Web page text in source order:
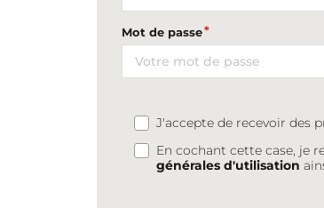
Mot de passe
J'accepte de recevoir des
En cochant cette case, je
générales d'utilisation